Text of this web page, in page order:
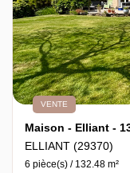
VENTE
Maison - Elliant -
ELLIANT (29370)
6 pièce(s) / 132.48 m²